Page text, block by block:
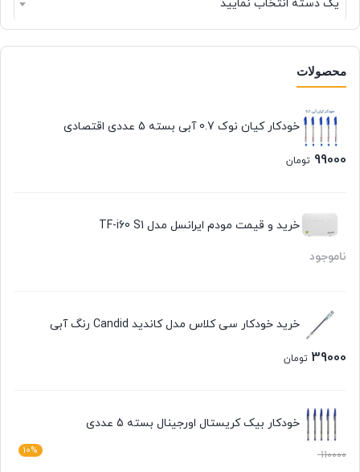
یک دسته انتخاب نمایید
محصولات
خودکار کیان نوک 0.7 آبی بسته 5 عددی اقتصادی
99000 تومان
خرید و قیمت مودم ایرانسل مدل TF-i60 S1
ناموجود
خرید خودکار سی کلاس مدل کاندید Candid رنگ آبی
39000 تومان
خودکار بیک کریستال اورجینال بسته 5 عددی
10% 110000